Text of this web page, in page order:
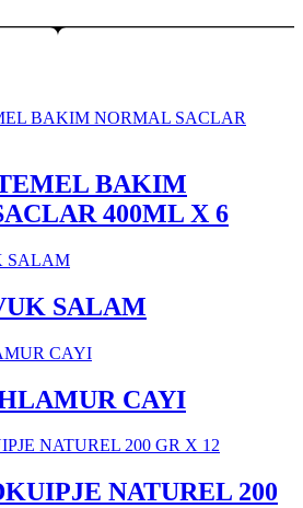
BAKIM
400ML X 6
SALAM
CAYI
NATUREL 200